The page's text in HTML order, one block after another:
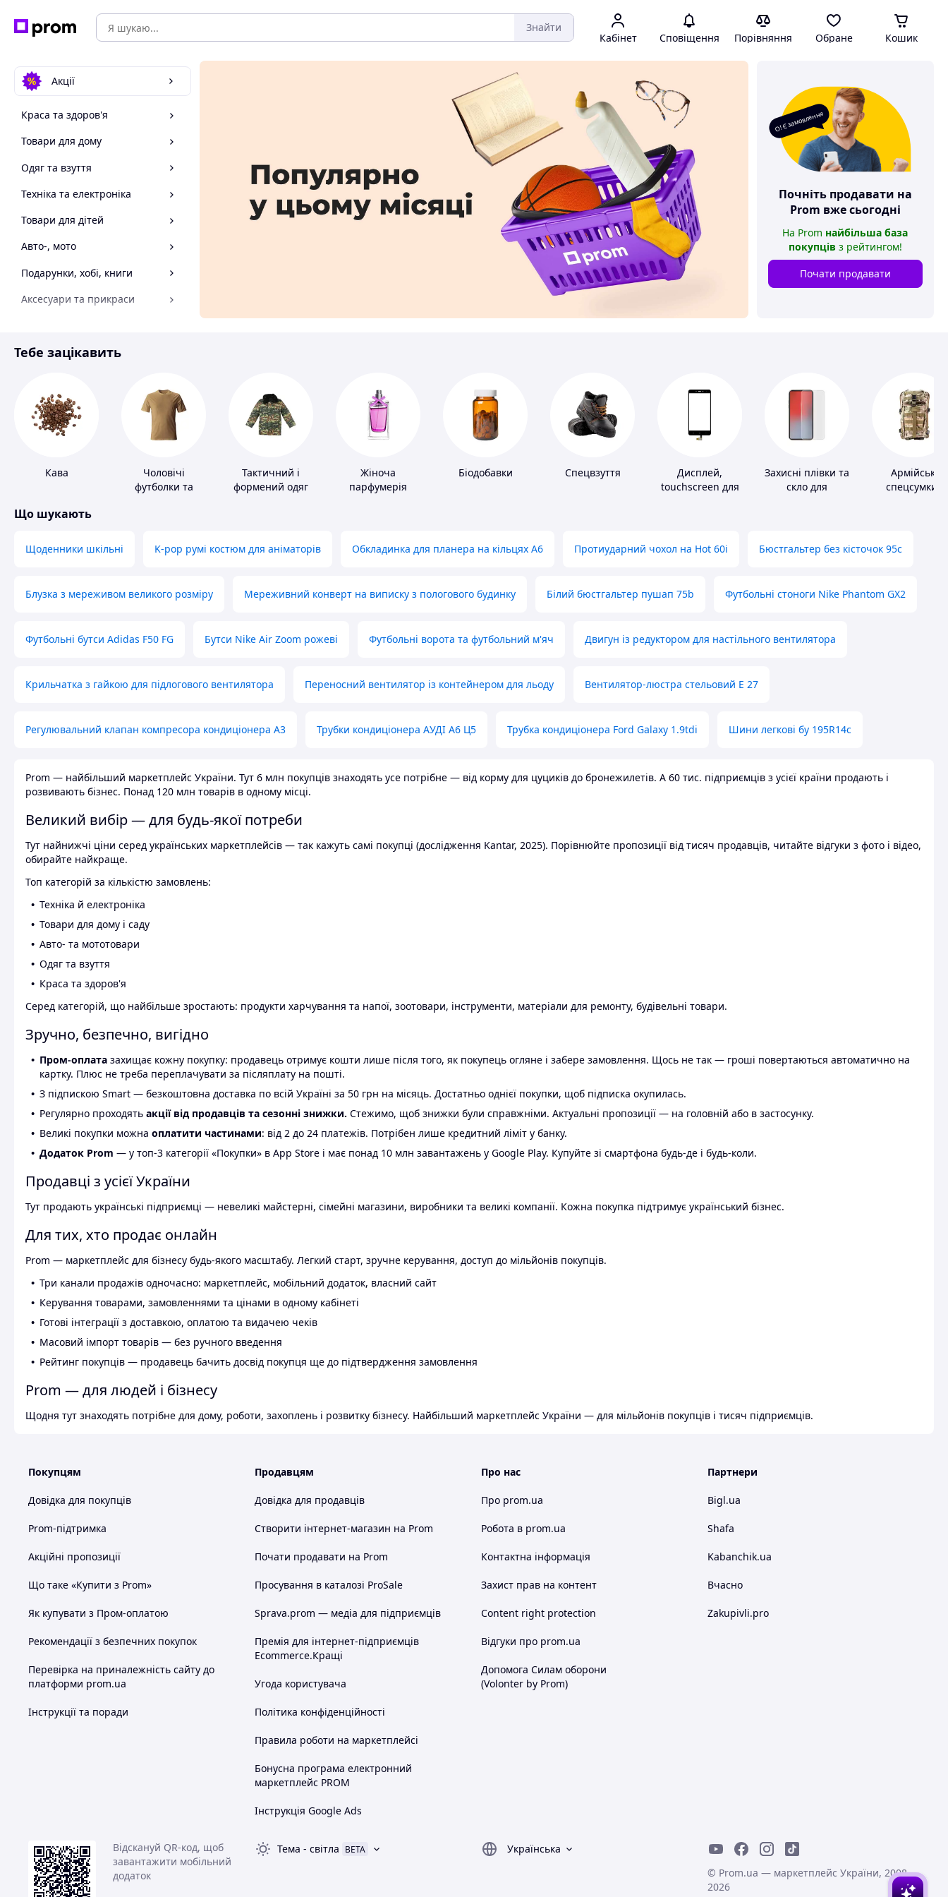
Знайти
Кабінет Сповіщення Порівняння Обране Кошик
Акції
Краса та здоров'я
Товари для дому
Одяг та взуття
Техніка та електроніка
Товари для дітей
Авто-, мото
Подарунки, хобі, книги
Аксесуари та прикраси
Спорт і відпочинок
О! Є замовлення
Почніть продавати на
Prom вже сьогодні
На Prom найбільша база
покупців з рейтингом!
Почати продавати
Тебе зацікавить
Кава
Чоловічі
футболки та
Тактичний і
формений одяг
Жіноча
парфумерія
Біодобавки Спецвзуття
Дисплей,
touchscreen для
Захисні плівки та
скло для
Армійські
спецсумки і
Що шукають
Щоденники шкільні K-pop румі костюм для аніматорів Обкладинка для планера на кільцях А6 Протиударний чохол на Hot 60i Бюстгальтер без кісточок 95с
Блузка з мереживом великого розміру Мереживний конверт на виписку з пологового будинку Білий бюстгальтер пушап 75b Футбольні стоноги Nike Phantom GX2
Футбольні бутси Adidas F50 FG Бутси Nike Air Zoom рожеві Футбольні ворота та футбольний м'яч Двигун із редуктором для настільного вентилятора
Крильчатка з гайкою для підлогового вентилятора Переносний вентилятор із контейнером для льоду Вентилятор-люстра стельовий E 27
Регулювальний клапан компресора кондиціонера А3 Трубки кондиціонера АУДІ А6 Ц5 Трубка кондиціонера Ford Galaxy 1.9tdi Шини легкові бу 195R14c
Prom — найбільший маркетплейс України. Тут 6 млн покупців знаходять усе потрібне — від корму для цуциків до бронежилетів. А 60 тис. підприємців з усієї країни продають і
розвивають бізнес. Понад 120 млн товарів в одному місці.
Великий вибір — для будь-якої потреби
Тут найнижчі ціни серед українських маркетплейсів — так кажуть самі покупці (дослідження Kantar, 2025). Порівнюйте пропозиції від тисяч продавців, читайте відгуки з фото і відео,
обирайте найкраще.
Топ категорій за кількістю замовлень:
Техніка й електроніка
Товари для дому і саду
Авто- та мототовари
Одяг та взуття
Краса та здоров'я
Серед категорій, що найбільше зростають: продукти харчування та напої, зоотовари, інструменти, матеріали для ремонту, будівельні товари.
Зручно, безпечно, вигідно
Пром-оплата захищає кожну покупку: продавець отримує кошти лише після того, як покупець огляне і забере замовлення. Щось не так — гроші повертаються автоматично на
картку. Плюс не треба переплачувати за післяплату на пошті.
З підпискою Smart — безкоштовна доставка по всій Україні за 50 грн на місяць. Достатньо однієї покупки, щоб підписка окупилась.
Регулярно проходять акції від продавців та сезонні знижки. Стежимо, щоб знижки були справжніми. Актуальні пропозиції — на головній або в застосунку.
Великі покупки можна оплатити частинами: від 2 до 24 платежів. Потрібен лише кредитний ліміт у банку.
Додаток Prom — у топ-3 категорії «Покупки» в App Store і має понад 10 млн завантажень у Google Play. Купуйте зі смартфона будь-де і будь-коли.
Продавці з усієї України
Тут продають українські підприємці — невеликі майстерні, сімейні магазини, виробники та великі компанії. Кожна покупка підтримує український бізнес.
Для тих, хто продає онлайн
Prom — маркетплейс для бізнесу будь-якого масштабу. Легкий старт, зручне керування, доступ до мільйонів покупців.
Три канали продажів одночасно: маркетплейс, мобільний додаток, власний сайт
Керування товарами, замовленнями та цінами в одному кабінеті
Готові інтеграції з доставкою, оплатою та видачею чеків
Масовий імпорт товарів — без ручного введення
Рейтинг покупців — продавець бачить досвід покупця ще до підтвердження замовлення
Prom — для людей і бізнесу
Щодня тут знаходять потрібне для дому, роботи, захоплень і розвитку бізнесу. Найбільший маркетплейс України — для мільйонів покупців і тисяч підприємців.
Покупцям
Довідка для покупців
Prom-підтримка
Акційні пропозиції
Що таке «Купити з Prom»
Як купувати з Пром-оплатою
Рекомендації з безпечних покупок
Перевірка на приналежність сайту до
платформи prom.ua
Інструкції та поради
Продавцям
Довідка для продавців
Створити інтернет-магазин на Prom
Почати продавати на Prom
Просування в каталозі ProSale
Sprava.prom — медіа для підприємців
Премія для інтернет-підприємців
Ecommerce.Кращі
Угода користувача
Політика конфіденційності
Правила роботи на маркетплейсі
Бонусна програма електронний
маркетплейс PROM
Інструкція Google Ads
Про нас
Про prom.ua
Робота в prom.ua
Контактна інформація
Захист прав на контент
Content right protection
Відгуки про prom.ua
Допомога Силам оборони
(Volonter by Prom)
Партнери
Bigl.ua
Shafa
Kabanchik.ua
Вчасно
Zakupivli.pro
Відскануй QR-код, щоб
завантажити мобільний
додаток
Тема - світла BETA
Українська
© Prom.ua — маркетплейс України, 2008-
2026